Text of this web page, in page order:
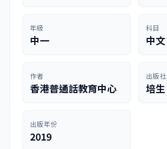
年級
中一
科目
中文
作者
香港普通話教育中心
出版社
培生
出版年份
2019